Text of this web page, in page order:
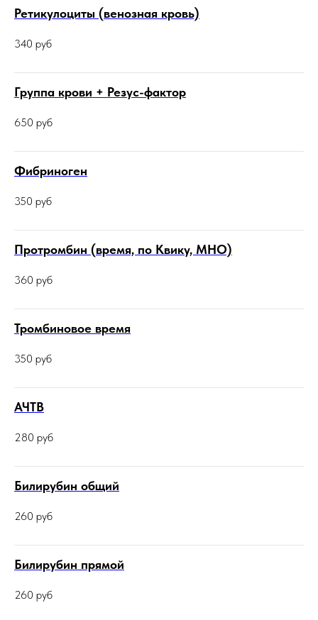
Ретикулоциты (венозная кровь)
340 руб
Группа крови + Резус-фактор
650 руб
Фибриноген
350 руб
Протромбин (время, по Квику, МНО)
360 руб
Тромбиновое время
350 руб
АЧТВ
280 руб
Билирубин общий
260 руб
Билирубин прямой
260 руб